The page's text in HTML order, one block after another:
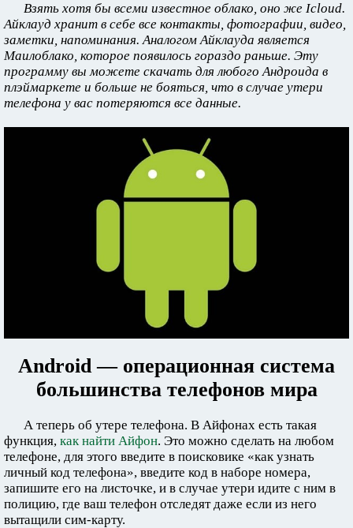
Взять хотя бы всеми известное облако, оно же Icloud.
Айклауд хранит в себе все контакты, фотографии, видео,
заметки, напоминания. Аналогом Айклауда является
Маилоблако, которое появилось гораздо раньше. Эту
программу вы можете скачать для любого Андроида в
плэймаркете и больше не бояться, что в случае утери
телефона у вас потеряются все данные.
Android — операционная система
большинства телефонов мира
А теперь об утере телефона. В Айфонах есть такая
функция, как найти Айфон. Это можно сделать на любом
телефоне, для этого введите в поисковике «как узнать
личный код телефона», введите код в наборе номера,
запишите его на листочке, и в случае утери идите с ним в
полицию, где ваш телефон отследят даже если из него
вытащили сим-карту.